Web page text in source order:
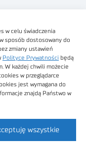
w celu świadczenia
sposób dostosowany do
zmiany ustawień
Polityce Prywatności będą
W każdej chwili możecie
w przeglądarce
jest wymagana do
znajdą Państwo w
wszystkie